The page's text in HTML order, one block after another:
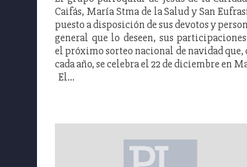
Caifás, María Stma de la Salud y San
puesto a disposición de sus devotos y
general que lo deseen, sus
el próximo sorteo nacional de navidad que,
cada año, se celebra el 22 de diciembre en
El…